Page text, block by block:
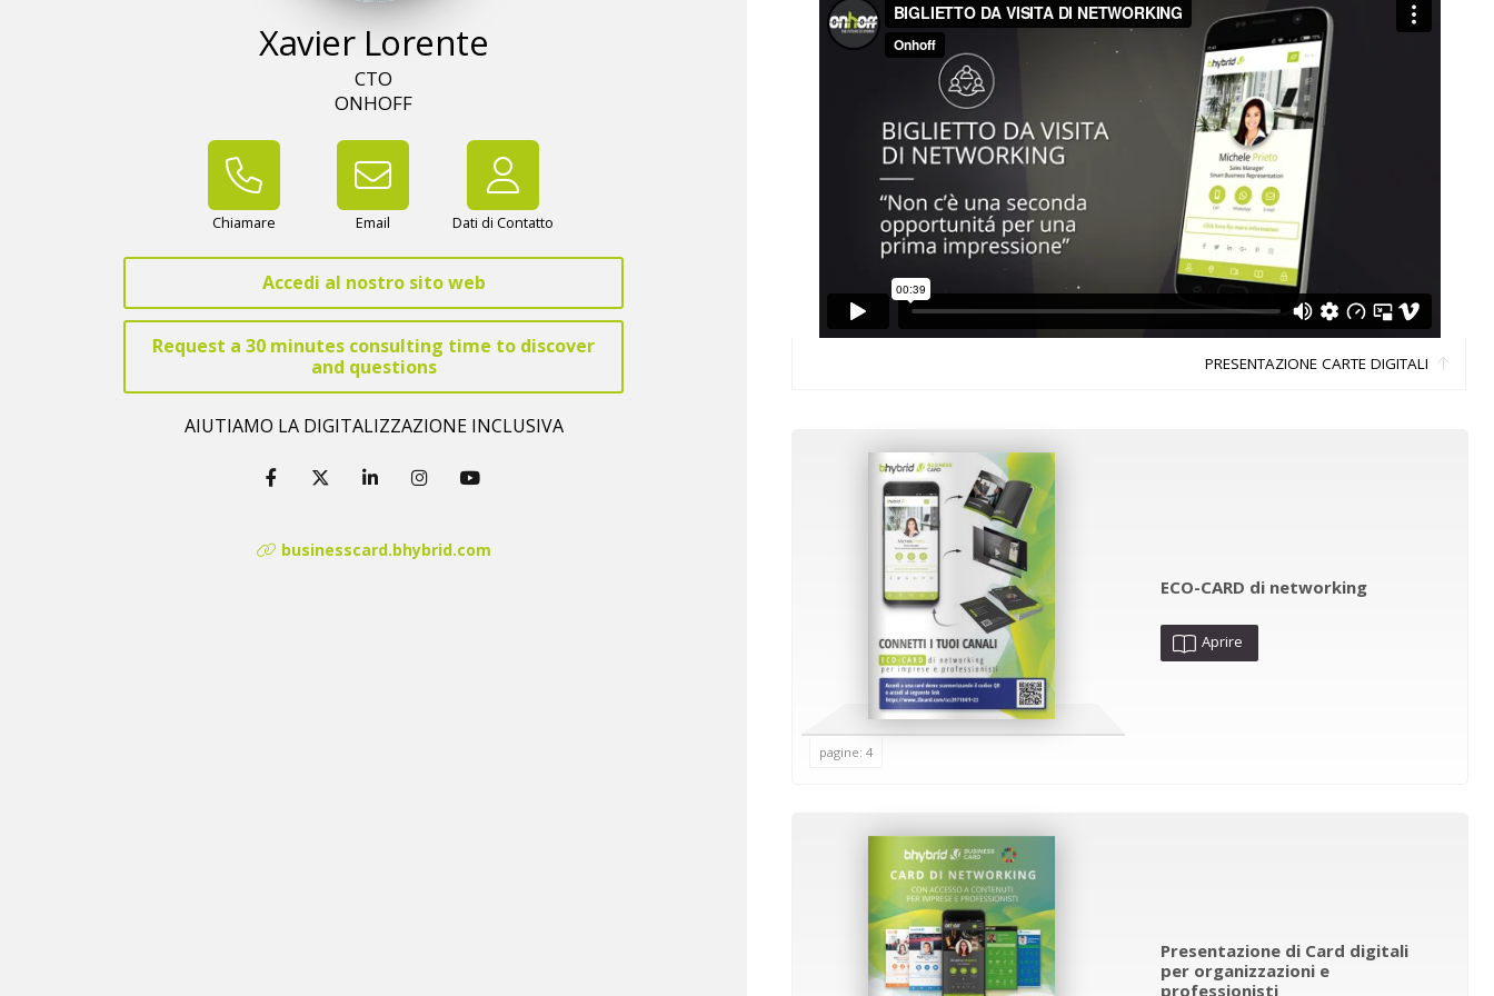
Xavier Lorente
CTO
ONHOFF
Chiamare Email Dati di Contatto
Accedi al nostro sito web
Request a 30 minutes consulting time to discover
and questions
AIUTIAMO LA DIGITALIZZAZIONE INCLUSIVA
businesscard.bhybrid.com
PRESENTAZIONE CARTE DIGITALI
pagine: 4
ECO-CARD di networking
Aprire
Presentazione di Card digitali
per organizzazioni e
professionisti